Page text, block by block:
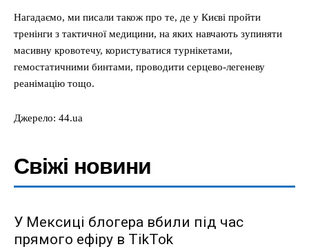
Нагадаємо, ми писали також про те, де у Києві пройти
тренінги з тактичної медицини, на яких навчають зупиняти
масивну кровотечу, користуватися турнікетами,
гемостатичними бинтами, проводити серцево-легеневу
реанімацію тощо.
Джерело: 44.ua
Свіжі новини
У Мексиці блогера вбили під час
прямого ефіру в TikTok